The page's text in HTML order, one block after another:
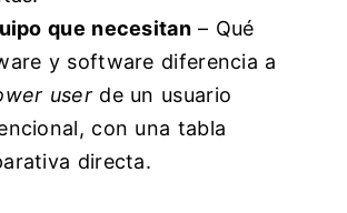
que necesitan– Qué
y software diferencia a
userde un usuario
con una tabla
directa.